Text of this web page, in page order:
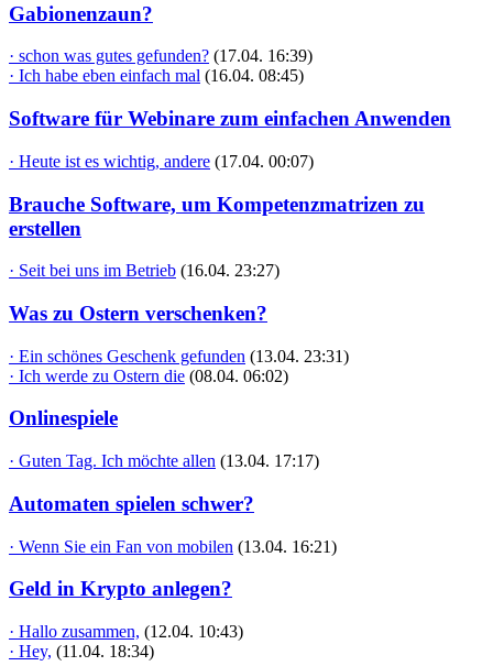
Gabionenzaun?
· schon was gutes gefunden? (17.04. 16:39)
· Ich habe eben einfach mal (16.04. 08:45)
Software für Webinare zum einfachen Anwenden
· Heute ist es wichtig, andere (17.04. 00:07)
Brauche Software, um Kompetenzmatrizen zu
erstellen
· Seit bei uns im Betrieb (16.04. 23:27)
Was zu Ostern verschenken?
· Ein schönes Geschenk gefunden (13.04. 23:31)
· Ich werde zu Ostern die (08.04. 06:02)
Onlinespiele
· Guten Tag. Ich möchte allen (13.04. 17:17)
Automaten spielen schwer?
· Wenn Sie ein Fan von mobilen (13.04. 16:21)
Geld in Krypto anlegen?
· Hallo zusammen, (12.04. 10:43)
· Hey, (11.04. 18:34)